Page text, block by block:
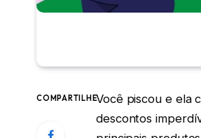
COMPARTILHEVocê piscou e ela
descontos